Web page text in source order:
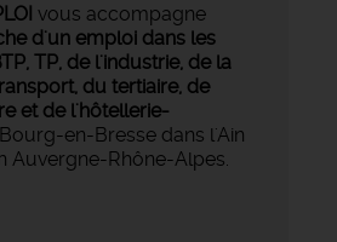
vous accompagne
d'un emploi dans les
TP, de l'industrie, de la
du tertiaire, de
et de l'hôtellerie-
en-Bresse dans l'Ain
Auvergne-Rhône-Alpes.